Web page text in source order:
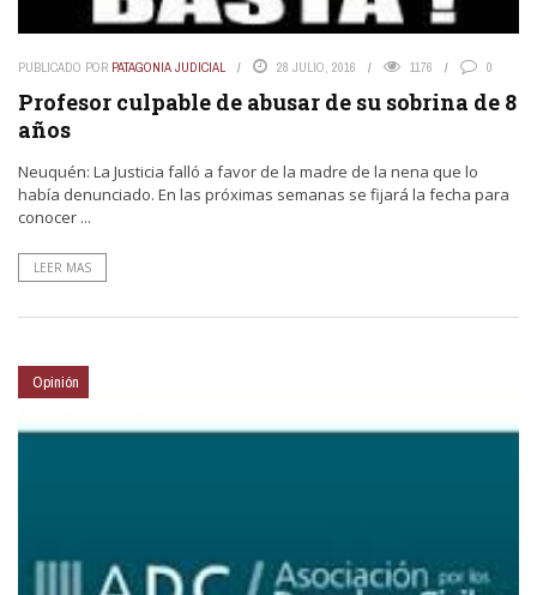
PUBLICADO POR PATAGONIA JUDICIAL 28 JULIO, 2016 1176 0
Profesor culpable de abusar de su sobrina de 8
años
Neuquén: La Justicia falló a favor de la madre de la nena que lo
había denunciado. En las próximas semanas se fijará la fecha para
conocer ...
LEER MAS
Opinión